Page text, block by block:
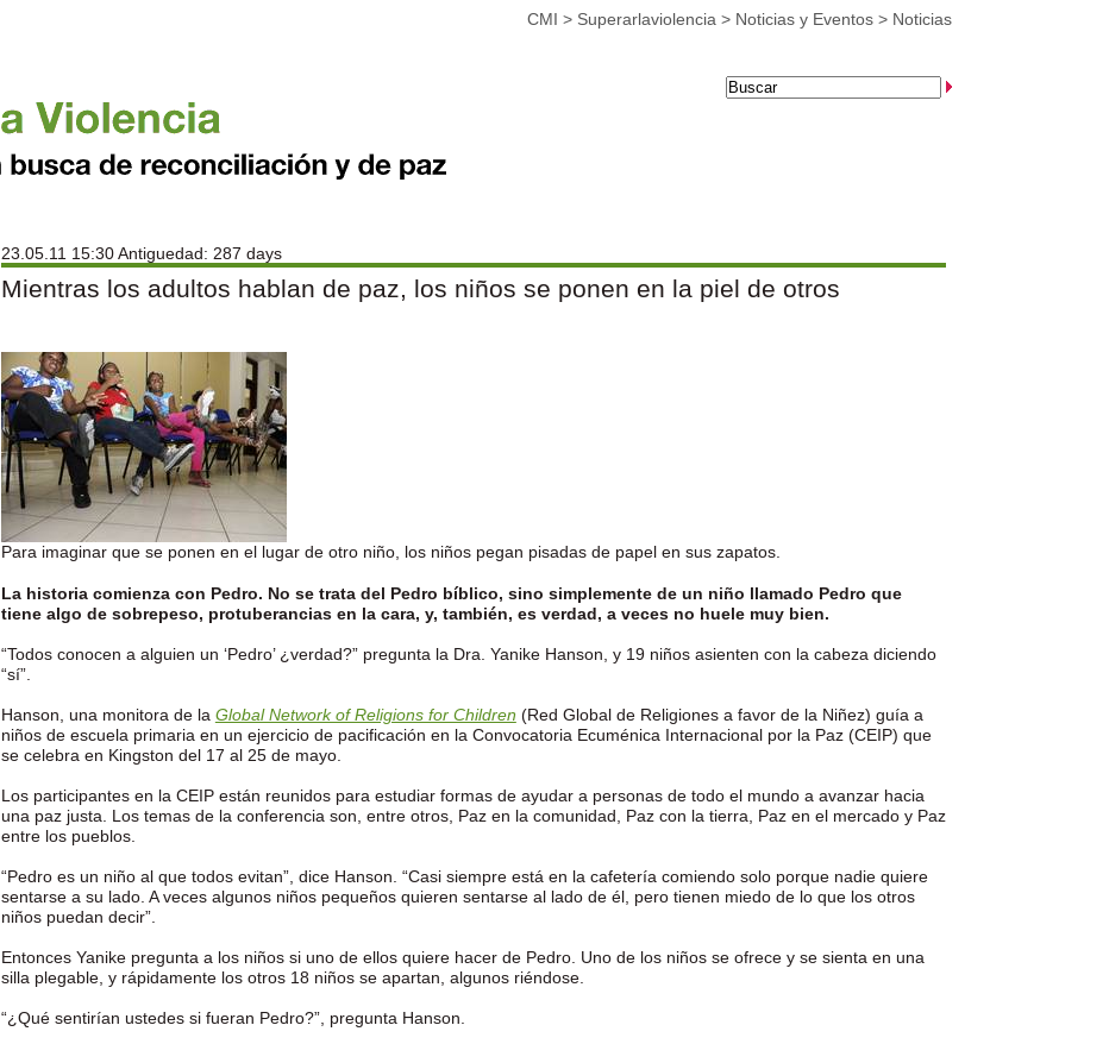
CMI > Superarlaviolencia > Noticias y Eventos > Noticias
23.05.11 15:30 Antiguedad: 287 days
Mientras los adultos hablan de paz, los niños se ponen en la piel de otros
Para imaginar que se ponen en el lugar de otro niño, los niños pegan pisadas de papel en sus zapatos.
La historia comienza con Pedro. No se trata del Pedro bíblico, sino simplemente de un niño llamado Pedro que
tiene algo de sobrepeso, protuberancias en la cara, y, también, es verdad, a veces no huele muy bien.
“Todos conocen a alguien un ‘Pedro’ ¿verdad?” pregunta la Dra. Yanike Hanson, y 19 niños asienten con la cabeza diciendo
“sí”.
Hanson, una monitora de la Global Network of Religions for Children (Red Global de Religiones a favor de la Niñez) guía a
niños de escuela primaria en un ejercicio de pacificación en la Convocatoria Ecuménica Internacional por la Paz (CEIP) que
se celebra en Kingston del 17 al 25 de mayo.
Los participantes en la CEIP están reunidos para estudiar formas de ayudar a personas de todo el mundo a avanzar hacia
una paz justa. Los temas de la conferencia son, entre otros, Paz en la comunidad, Paz con la tierra, Paz en el mercado y Paz
entre los pueblos.
“Pedro es un niño al que todos evitan”, dice Hanson. “Casi siempre está en la cafetería comiendo solo porque nadie quiere
sentarse a su lado. A veces algunos niños pequeños quieren sentarse al lado de él, pero tienen miedo de lo que los otros
niños puedan decir”.
Entonces Yanike pregunta a los niños si uno de ellos quiere hacer de Pedro. Uno de los niños se ofrece y se sienta en una
silla plegable, y rápidamente los otros 18 niños se apartan, algunos riéndose.
“¿Qué sentirían ustedes si fueran Pedro?”, pregunta Hanson.